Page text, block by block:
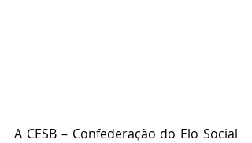
A CESB – Confederação do Elo Social